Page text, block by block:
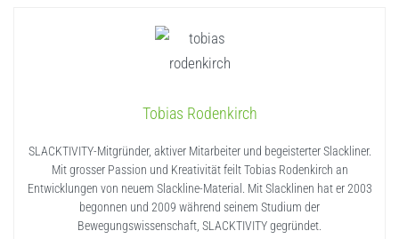
Tobias Rodenkirch
SLACKTIVITY-Mitgründer, aktiver Mitarbeiter und begeisterter Slackliner.
Mit grosser Passion und Kreativität feilt Tobias Rodenkirch an
Entwicklungen von neuem Slackline-Material. Mit Slacklinen hat er 2003
begonnen und 2009 während seinem Studium der
Bewegungswissenschaft, SLACKTIVITY gegründet.